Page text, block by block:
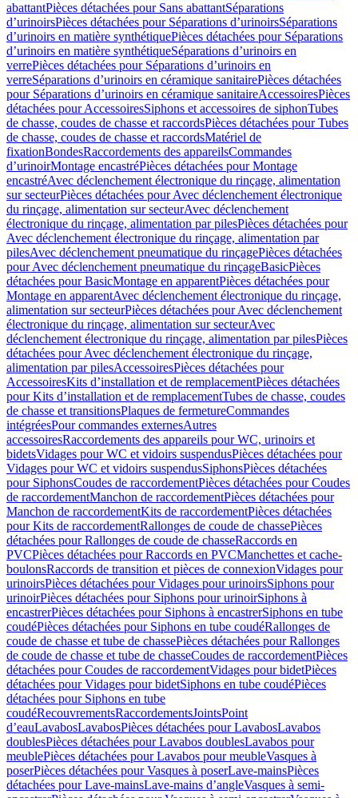
abattantPièces détachées pour Sans abattantSéparations
d’urinoirsPièces détachées pour Séparations d’urinoirsSéparations
d’urinoirs en matière synthétiquePièces détachées pour Séparations
d’urinoirs en matière synthétiqueSéparations d’urinoirs en
verrePièces détachées pour Séparations d’urinoirs en
verreSéparations d’urinoirs en céramique sanitairePièces détachées
pour Séparations d’urinoirs en céramique sanitaireAccessoiresPièces
détachées pour AccessoiresSiphons et accessoires de siphonTubes
de chasse, coudes de chasse et raccordsPièces détachées pour Tubes
de chasse, coudes de chasse et raccordsMatériel de
fixationBondesRaccordements des appareilsCommandes
dʼurinoirMontage encastréPièces détachées pour Montage
encastréAvec déclenchement électronique du rinçage, alimentation
sur secteurPièces détachées pour Avec déclenchement électronique
du rinçage, alimentation sur secteurAvec déclenchement
électronique du rinçage, alimentation par pilesPièces détachées pour
Avec déclenchement électronique du rinçage, alimentation par
pilesAvec déclenchement pneumatique du rinçagePièces détachées
pour Avec déclenchement pneumatique du rinçageBasicPièces
détachées pour BasicMontage en apparentPièces détachées pour
Montage en apparentAvec déclenchement électronique du rinçage,
alimentation sur secteurPièces détachées pour Avec déclenchement
électronique du rinçage, alimentation sur secteurAvec
déclenchement électronique du rinçage, alimentation par pilesPièces
détachées pour Avec déclenchement électronique du rinçage,
alimentation par pilesAccessoiresPièces détachées pour
AccessoiresKits d’installation et de remplacementPièces détachées
pour Kits d’installation et de remplacementTubes de chasse, coudes
de chasse et transitionsPlaques de fermetureCommandes
intégréesPour commandes externesAutres
accessoiresRaccordements des appareils pour WC, urinoirs et
bidetsVidages pour WC et vidoirs suspendusPièces détachées pour
Vidages pour WC et vidoirs suspendusSiphonsPièces détachées
pour SiphonsCoudes de raccordementPièces détachées pour Coudes
de raccordementManchon de raccordementPièces détachées pour
Manchon de raccordementKits de raccordementPièces détachées
pour Kits de raccordementRallonges de coude de chassePièces
détachées pour Rallonges de coude de chasseRaccords en
PVCPièces détachées pour Raccords en PVCManchettes et cache-
boulonsRaccords de transition et pièces de connexionVidages pour
urinoirsPièces détachées pour Vidages pour urinoirsSiphons pour
urinoirPièces détachées pour Siphons pour urinoirSiphons à
encastrerPièces détachées pour Siphons à encastrerSiphons en tube
coudéPièces détachées pour Siphons en tube coudéRallonges de
coude de chasse et tube de chassePièces détachées pour Rallonges
de coude de chasse et tube de chasseCoudes de raccordementPièces
détachées pour Coudes de raccordementVidages pour bidetPièces
détachées pour Vidages pour bidetSiphons en tube coudéPièces
détachées pour Siphons en tube
coudéRecouvrementsRaccordementsJointsPoint
d’eauLavabosLavabosPièces détachées pour LavabosLavabos
doublesPièces détachées pour Lavabos doublesLavabos pour
meublePièces détachées pour Lavabos pour meubleVasques à
poserPièces détachées pour Vasques à poserLave-mainsPièces
détachées pour Lave-mainsLave-mains d’angleVasques à semi-